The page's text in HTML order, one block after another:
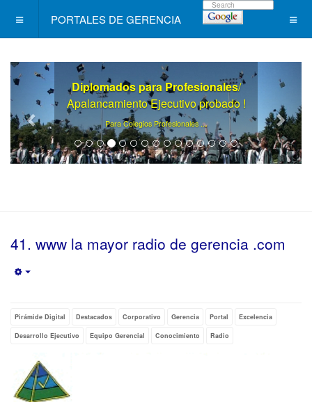
PORTALES DE GERENCIA
Diplomados para Profesionales/
Apalancamiento Ejecutivo probado !
Para Colegios Profesionales ...
41. www la mayor radio de gerencia .com
Pirámide Digital Destacados Corporativo Gerencia Portal Excelencia
Desarrollo Ejecutivo Equipo Gerencial Conocimiento Radio